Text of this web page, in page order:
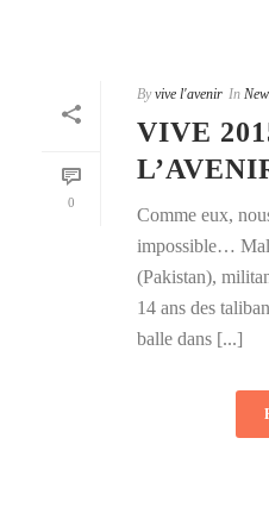
0
By vive l'avenir In
VIVE
Comme eux,
impossible…
(Pakistan),
14 ans des
balle dans [...]